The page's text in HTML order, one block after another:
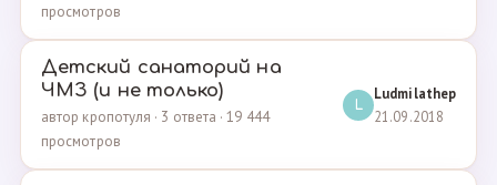
просмотров
Детский санаторий на
ЧМЗ (и не только)
автор кропотуля · 3 ответа · 19 444
просмотров
L
Ludmilathep
21.09.2018